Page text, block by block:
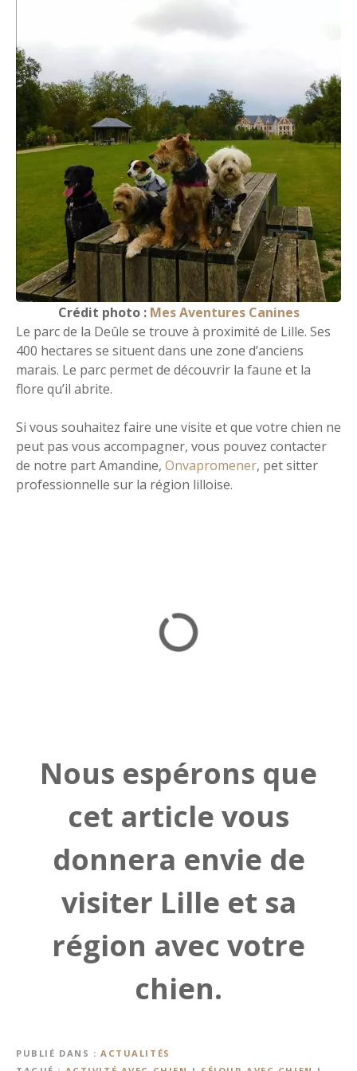
Crédit photo : Mes Aventures Canines
Le parc de la Deûle se trouve à proximité de Lille. Ses
400 hectares se situent dans une zone d’anciens
marais. Le parc permet de découvrir la faune et la
flore qu’il abrite.
Si vous souhaitez faire une visite et que votre chien ne
peut pas vous accompagner, vous pouvez contacter
de notre part Amandine, Onvapromener, pet sitter
professionnelle sur la région lilloise.
Nous espérons que
cet article vous
donnera envie de
visiter Lille et sa
région avec votre
chien.
PUBLIÉ DANS
ACTUALITÉS